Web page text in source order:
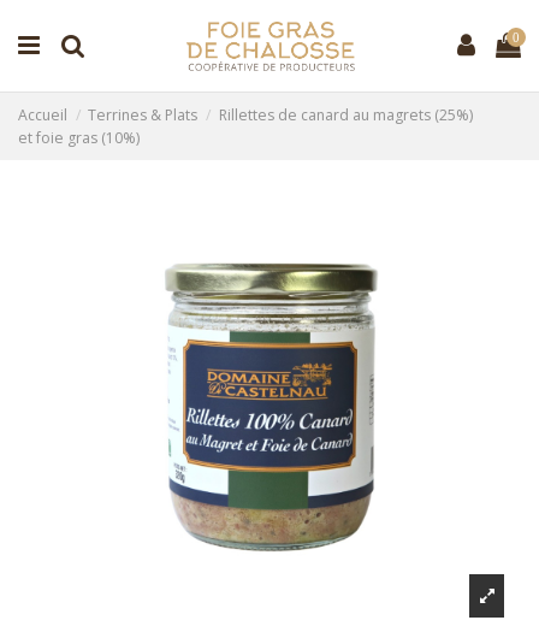
0
Accueil Terrines & Plats
Rillettes de canard au magrets (25%)
et foie gras (10%)